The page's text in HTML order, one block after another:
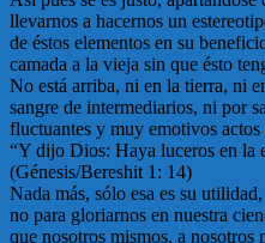
llevarnos a hacernos un
de éstos elementos en su
camada a la vieja sin que ésto
No está arriba, ni en la tierra, ni
sangre de intermediarios, ni por
fluctuantes y muy emotivos actos
“Y dijo Dios: Haya luceros en la
(Génesis/Bereshit 1: 14)
Nada más, sólo esa es su
no para gloriarnos en nuestra
que nosotros mismos, a